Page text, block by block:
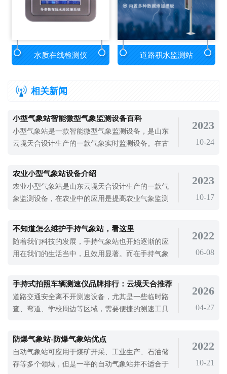
水质在线检测仪 道路积水监测站
相关新闻
小型气象站智能微型气象监测设备百科
小型气象站是一款智能微型气象监测设备，是山东
云境天合设计生产的一款气象实时监测设备。在古
的变化来判断季节的变化。而现在使用小型气象站
对农田气象进行监测是保障农业发展的需要。随着
时间的推移，人们开始将这些观察到的自然
2023
10-24
农业小型气象站设备介绍
农业小型气象站是山东云境天合设计生产的一款气
象监测设备，在农业中的应用是提高农业气象监测
生长发育的研究较多。随着农业科技的发展，农业
小型气象站设备广泛应用。农业小型气象
2023
10-17
不知道怎么维护手持气象站，看这里
随着我们科技的发展，手持气象站也开始逐渐的应
用在我们的生活当中，且效用显著。而在手持气象
准确性和损坏程度。现在手持式气象站在维护保养
整站、确保全部测量的完整性和技术安全工作等多
方面具有许多问题。因而，我们可以从下
2022
06-08
手持式拍照车辆测速仪品牌排行：云境天合推荐
道路交通安全离不开测速设备，尤其是一些临时路
查、弯道、学校周边等区域，需要便捷的测速工具
和拍照取证，是交通管理部门、厂区安保常用的设
备。目前市面上手持式拍照车辆测速仪品牌不少，
其中云境天合手持式拍照车辆测速仪表现
2026
04-27
防爆气象站-防爆气象站优点
自动气象站可应用于煤矿开采、工业生产、石油储
存等多个领域，但是一半的自动气象站并不适合于
2022
10-21